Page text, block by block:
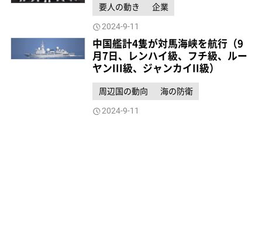
要人の動き 企業
2024-9-11
中国艦計4隻が対馬海峡を航行（9
月7日、レンハイ級、フチ級、ルー
ヤンIII級、ジャンカイII級）
周辺国の動向 海の防衛
2024-9-11